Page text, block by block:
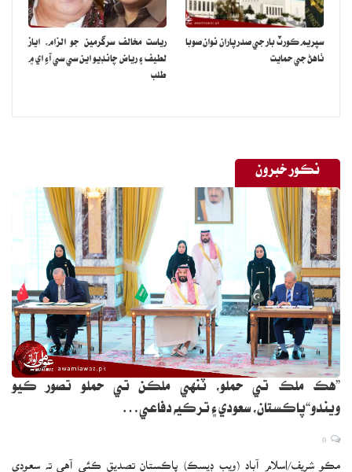
سپريم ڪورٽ بار جي صدر پاران نوان صوبا
ٺاهڻ جي حمايت
رياست مخالف سرگرمين جو الزام، اياز
لطيف ۽ رياض چانڊيو اين سي سي آءِ اي ۾
طلب
نڪور خبرون
”هڪ ملڪ تي حملو، ٽنهي ملڪن تي حملو تصور ڪيو
ويندو“پاڪستان، سعودي ۽ ترڪيه دفاعي…
مڪو شريف/اسلام آباد (ويب ڊيسڪ) پاڪستان تصديق ڪئي آهي ته سعودي